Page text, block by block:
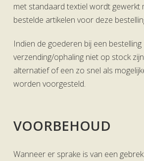
met standaard textiel wordt gewerkt
bestelde artikelen voor deze
Indien de goederen bij een bestelling
verzending/ophaling niet op stock
alternatief of een zo snel als
worden voorgesteld.
VOORBEHOUD
Wanneer er sprake is van een